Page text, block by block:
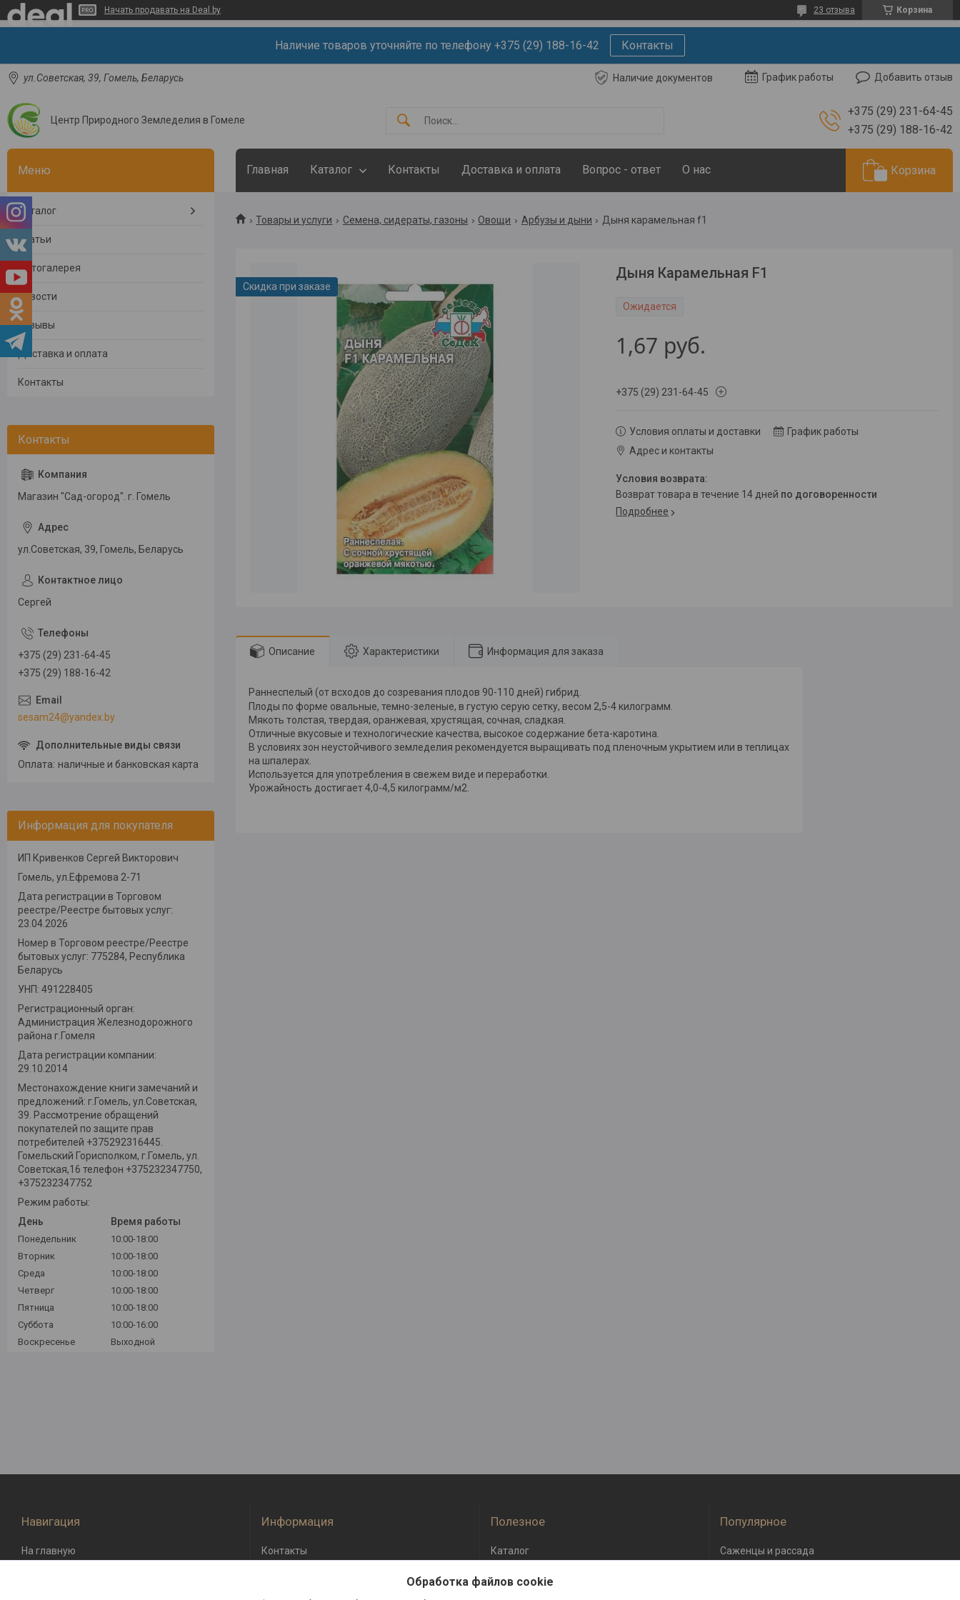
Начать продавать на Deal.by Корзина
23 отзыва
Наличие товаров уточняйте по телефону +375 (29) 188-16-42 Контакты
ул.Советская, 39, Гомель, Беларусь Наличие документов График работы Добавить отзыв
Центр Природного Земледелия в Гомеле
+375 (29) 231-64-45
+375 (29) 188-16-42
Главная Каталог Контакты Доставка и оплата Вопрос - ответ О нас Корзина
Товары и услуги Семена, сидераты, газоны Овощи Арбузы и дыни Дыня карамельная f1
Скидка при заказе
Дыня Карамельная F1
Ожидается
1,67 руб.
+375 (29) 231-64-45
Условия оплаты и доставки
График работы
Адрес и контакты
возврат товара в течение 14 дней по договоренности
Подробнее
Описание Характеристики Информация для заказа
Раннеспелый (от всходов до созревания плодов 90-110 дней) гибрид.
Плоды по форме овальные, темно-зеленые, в густую серую сетку, весом 2,5-4 килограмм.
Мякоть толстая, твердая, оранжевая, хрустящая, сочная, сладкая.
Отличные вкусовые и технологические качества, высокое содержание бета-каротина.
В условиях зон неустойчивого земледелия рекомендуется выращивать под пленочным укрытием или в теплицах
на шпалерах.
Используется для употребления в свежем виде и переработки.
Урожайность достигает 4,0-4,5 килограмм/м2.
Каталог
Статьи
Фотогалерея
Новости
Отзывы
Доставка и оплата
Контакты
Магазин "Сад-огород". г. Гомель
ул.Советская, 39, Гомель, Беларусь
Сергей
+375 (29) 231-64-45
+375 (29) 188-16-42
sesam24@yandex.by
Оплата наличные и банковская карта
Информация для покупателя
ИП Кривенков Сергей Викторович
Гомель, ул.Ефремова 2-71
Дата регистрации в Торговом
реестре/Реестре бытовых услуг:
23.04.2026
Номер в Торговом реестре/Реестре
бытовых услуг: 775284, Республика
Беларусь
УНП: 491228405
Регистрационный орган:
Администрация Железнодорожного
района г.Гомеля
Дата регистрации компании:
29.10.2014
Местонахождение книги замечаний и
предложений: г.Гомель, ул.Советская,
39. Рассмотрение обращений
покупателей по защите прав
потребителей +375292316445.
Гомельский Горисполком, г.Гомель, ул.
Советская,16 телефон +375232347750,
+375232347752
Режим работы:
День
Время работы
Понедельник
10:00-18:00
Вторник
10:00-18:00
Среда
10:00-18:00
Четверг
10:00-18:00
Пятница
10:00-18:00
Суббота
10:00-16:00
Воскресенье
Выходной
Навигация
На главную
Информация
Контакты
Полезное
Каталог
Популярное
Саженцы и рассада
Обработка файлов cookie